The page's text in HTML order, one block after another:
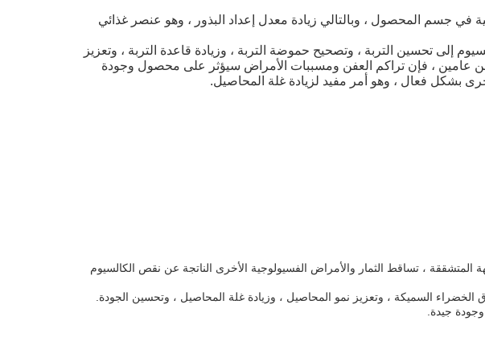
في جسم المحصول ، وبالتالي زيادة معدل إعداد البذور ، وهو عنصر غذائي
إلى تحسين التربة ، وتصحيح حموضة التربة ، وزيادة قاعدة التربة ، وتعزيز
من عامين ، فإن تراكم العفن ومسببات الأمراض سيؤثر على محصول وجودة
بشكل فعال ، وهو أمر مفيد لزيادة غلة المحاصيل.
المتشققة ، تساقط الثمار والأمراض الفسيولوجية الأخرى الناتجة عن نقص الكالسيوم